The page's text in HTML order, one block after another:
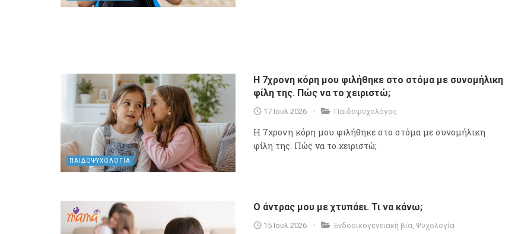
ΠΑΙΔΟΨΥΧΟΛΟΓΙΑ
Η 7χρονη κόρη μου φιλήθηκε στο στόμα με συνομήλικη
φίλη της. Πώς να το χειριστώ;
17 Ιουλ 2026 Παιδοψυχολόγος
Η 7χρονη κόρη μου φιλήθηκε στο στόμα με συνομήλικη
φίλη της. Πώς να το χειριστώ;
Ο άντρας μου με χτυπάει. Τι να κάνω;
15 Ιουλ 2026 Ενδοοικογενειακή βία, Ψυχολογία